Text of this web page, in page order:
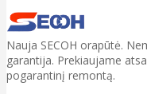
Nauja SECOH orapūtė.
garantija. Prekiaujame
pogarantinį remontą.